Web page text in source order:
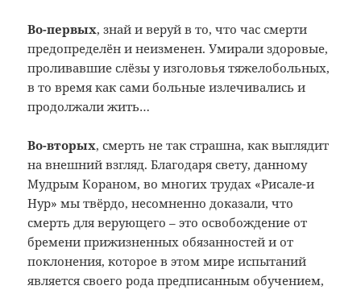
Во-первых, знай и веруй в то, что час смерти
предопределён и неизменен. Умирали здоровые,
проливавшие слёзы у изголовья тяжелобольных,
в то время как сами больные излечивались и
продолжали жить…
Во-вторых, смерть не так страшна, как выглядит
на внешний взгляд. Благодаря свету, данному
Мудрым Кораном, во многих трудах «Рисале-и
Нур» мы твёрдо, несомненно доказали, что
смерть для верующего – это освобождение от
бремени прижизненных обязанностей и от
поклонения, которое в этом мире испытаний
является своего рода предписанным обучением,